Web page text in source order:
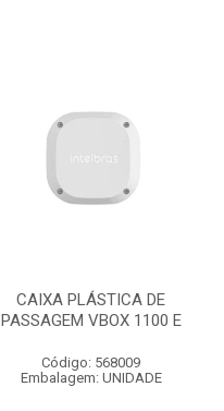
CAIXA PLÁSTICA DE
PASSAGEM VBOX 1100 E
Código: 568009
Embalagem: UNIDADE